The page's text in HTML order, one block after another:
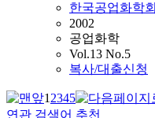
한국공업화학회
2002
공업화학
Vol.13 No.5
복사/대출신청
12345
연관 검색어 추천